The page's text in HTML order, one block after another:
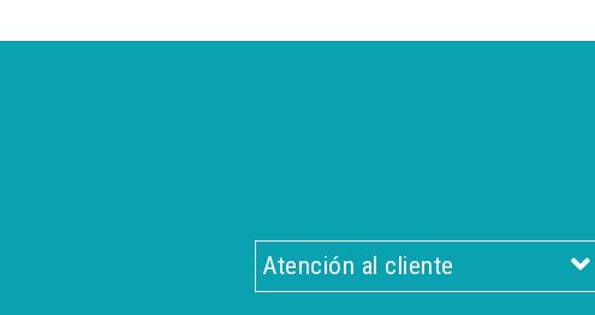
Atención al cliente